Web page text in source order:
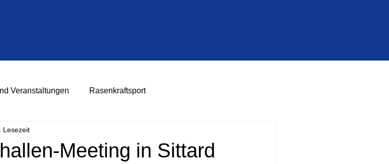
Veranstaltungen Rasenkraftsport
Meeting in Sittard
Lesezeit